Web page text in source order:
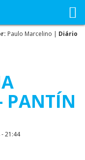
Paulo Marcelino | Diário
PANTÍN
- 21:44